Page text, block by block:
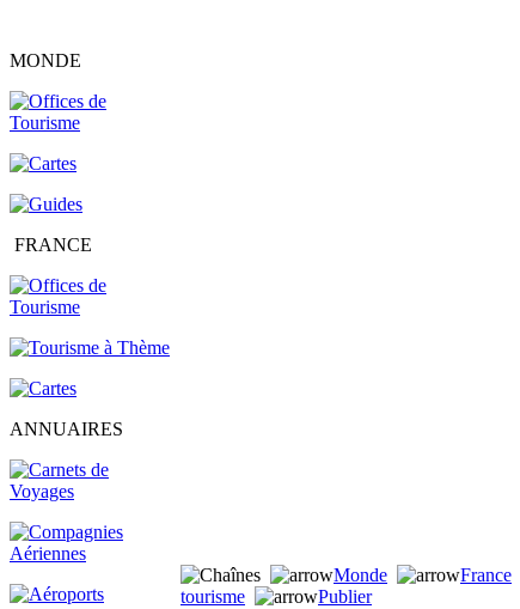
MONDE
FRANCE
ANNUAIRES
Monde France
tourisme
Publier